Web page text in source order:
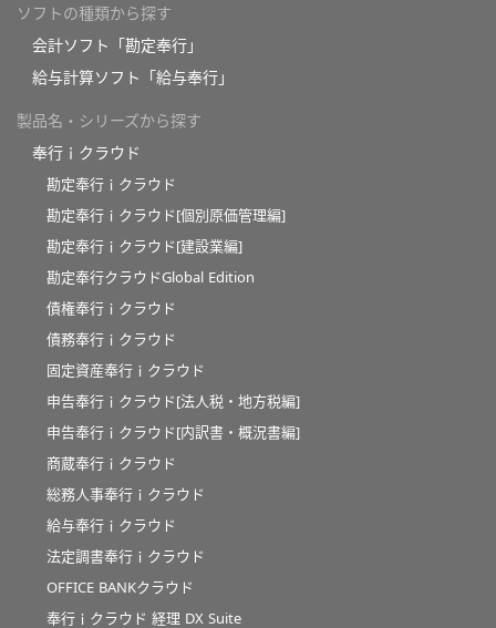
ソフトの種類から探す
会計ソフト「勘定奉行」
給与計算ソフト「給与奉行」
製品名・シリーズから探す
奉行ｉクラウド
勘定奉行ｉクラウド
勘定奉行ｉクラウド[個別原価管理編]
勘定奉行ｉクラウド[建設業編]
勘定奉行クラウドGlobal Edition
債権奉行ｉクラウド
債務奉行ｉクラウド
固定資産奉行ｉクラウド
申告奉行ｉクラウド[法人税・地方税編]
申告奉行ｉクラウド[内訳書・概況書編]
商蔵奉行ｉクラウド
総務人事奉行ｉクラウド
給与奉行ｉクラウド
法定調書奉行ｉクラウド
OFFICE BANKクラウド
奉行ｉクラウド 経理 DX Suite